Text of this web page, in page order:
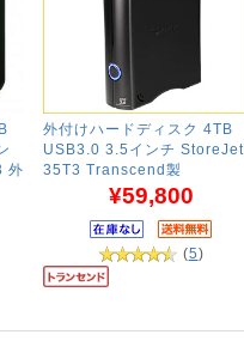
外
外付けハードディスク 4TB
USB3.0 3.5インチ StoreJet
35T3 Transcend製
¥59,800
(5)